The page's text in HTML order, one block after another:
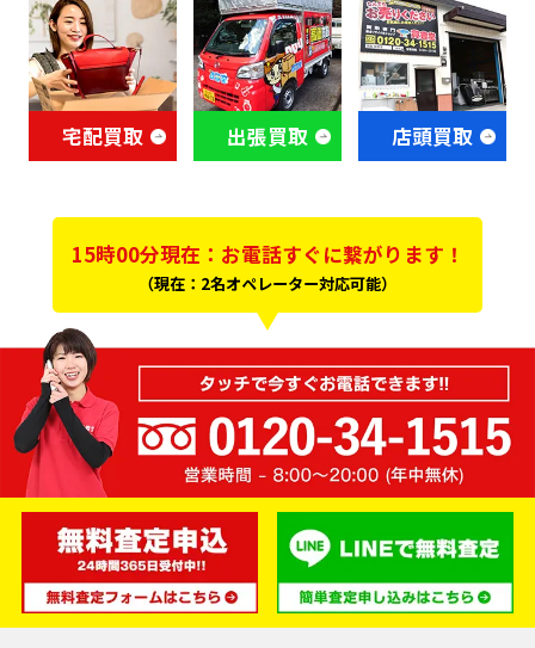
宅配買取 出張買取 店頭買取
15時00分現在：お電話すぐに繋がります！
（現在：2名オペレーター対応可能）